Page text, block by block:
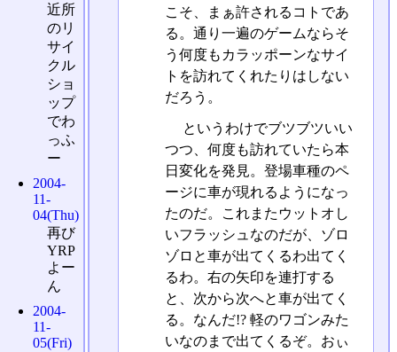
こそ、まぁ許されるコトであ
る。通り一遍のゲームならそ
う何度もカラッポーンなサイ
トを訪れてくれたりはしない
だろう。
というわけでブツブツいい
つつ、何度も訪れていたら本
日変化を発見。登場車種のペ
ージに車が現れるようになっ
たのだ。これまたウットオし
いフラッシュなのだが、ゾロ
ゾロと車が出てくるわ出てく
るわ。右の矢印を連打する
と、次から次へと車が出てく
る。なんだ!? 軽のワゴンみた
いなのまで出てくるぞ。おぃ
近所
のリ
サイ
クル
ショ
ップ
でわ
っふ
ー
2004-
11-
04(Thu)
再び
YRP
よー
ん
2004-
11-
05(Fri)